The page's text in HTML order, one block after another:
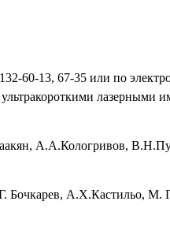
60-13, 67-35 или по
лазерными
А.А.Кологривов,
Г. Бочкарев, А.Х.Кастильо,